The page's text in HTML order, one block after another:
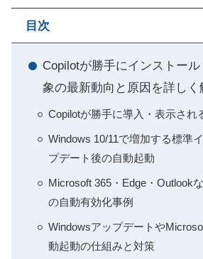
目次
Copilotが勝手にインストー
象の最新動向と原因を詳しく
Copilotが勝手に導入・表示され
Windows 10/11で増加する標準
プデート後の自動起動
Microsoft 365・Edge・Outlook
の自動有効化事例
Windowsアップデートや
動起動の仕組みと対策